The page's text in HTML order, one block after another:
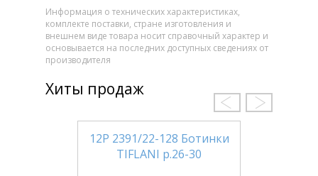
Информация о технических характеристиках,
комплекте поставки, стране изготовления и
внешнем виде товара носит справочный характер и
основывается на последних доступных сведениях от
производителя
Хиты продаж
12Р 2391/22-128 Ботинки
TIFLANI р.26-30